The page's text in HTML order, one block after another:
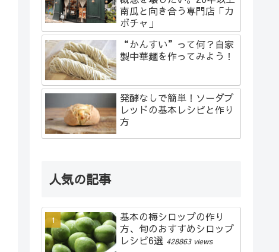
南瓜と向き合う専門店「カ
ボチャ」
“かんすい”って何？自家
製中華麺を作ってみよう！
発酵なしで簡単！ソーダブ
レッドの基本レシピと作り
方
人気の記事
基本の梅シロップの作り
方、旬のおすすめシロップ
レシピ6選 428863 views